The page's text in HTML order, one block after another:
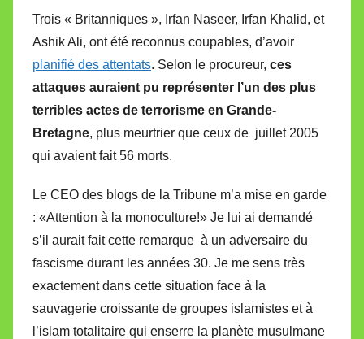
V
a
l
Trois « Britanniques », Irfan Naseer, Irfan Khalid, et
Ashik Ali, ont été reconnus coupables, d’avoir
planifié des attentats. Selon le procureur, ces
attaques auraient pu représenter l’un des plus
terribles actes de terrorisme en Grande-
Bretagne, plus meurtrier que ceux de juillet 2005
qui avaient fait 56 morts.
Le CEO des blogs de la Tribune m’a mise en garde
: «Attention à la monoculture!» Je lui ai demandé
s’il aurait fait cette remarque à un adversaire du
fascisme durant les années 30. Je me sens très
exactement dans cette situation face à la
sauvagerie croissante de groupes islamistes et à
l’islam totalitaire qui enserre la planète musulmane